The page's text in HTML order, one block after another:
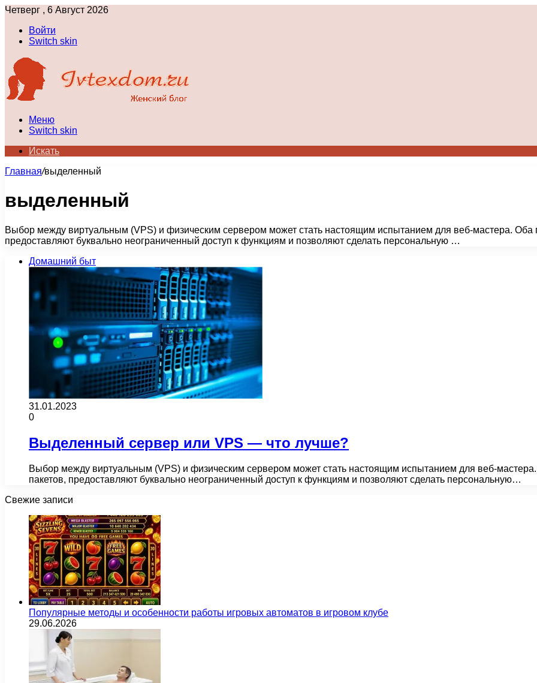
Четверг , 6 Август 2026
Войти
Switch skin
Меню
Switch skin
Искать
Главная/выделенный
выделенный
Выбор между виртуальным (VPS) и физическим сервером может стать настоящим испытанием для веб-мастера.
предоставляют буквально неограниченный доступ к функциям и позволяют сделать персональную …
Домашний быт
31.01.2023
0
Выделенный сервер или VPS — что лучше?
Выбор между виртуальным (VPS) и физическим сервером может стать настоящим испытанием для веб-
пакетов, предоставляют буквально неограниченный доступ к функциям и позволяют сделать персональную…
Свежие записи
Популярные методы и особенности работы игровых автоматов в игровом клубе
29.06.2026